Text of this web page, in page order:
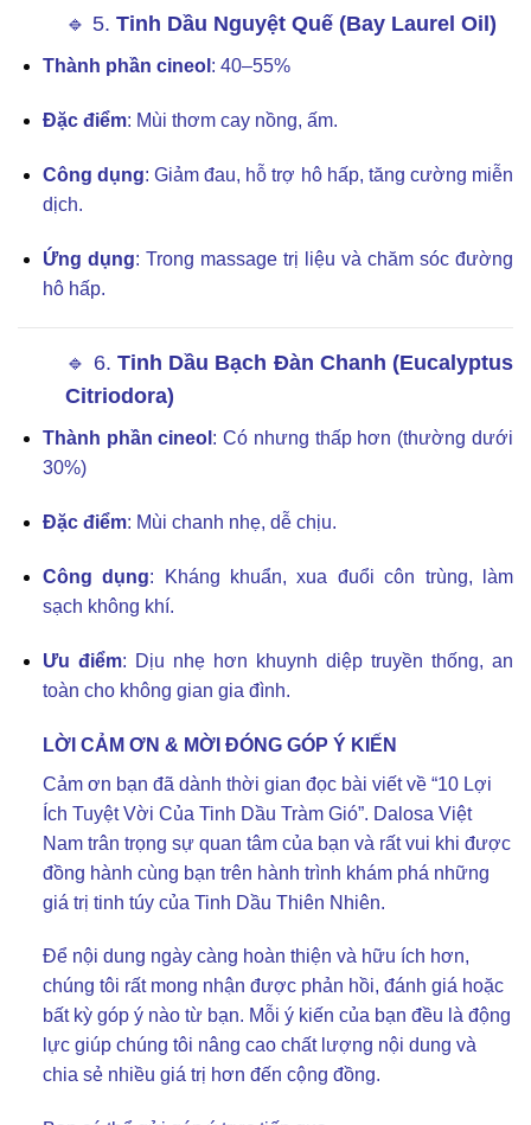
🔹 5. Tinh Dầu Nguyệt Quế (Bay Laurel Oil)
Thành phần cineol : 40–55%
Đặc điểm: Mùi thơm cay nồng, ấm.
Công dụng: Giảm đau, hỗ trợ hô hấp, tăng cường miễn
dịch.
Ứng dụng: Trong massage trị liệu và chăm sóc đường
hô hấp.
🔹 6. Tinh Dầu Bạch Đàn Chanh (Eucalyptus
Citriodora)
Thành phần cineol : Có nhưng thấp hơn (thường dưới
30%)
Đặc điểm: Mùi chanh nhẹ, dễ chịu.
Công dụng: Kháng khuẩn, xua đuổi côn trùng, làm
sạch không khí.
Ưu điểm: Dịu nhẹ hơn khuynh diệp truyền thống, an
toàn cho không gian gia đình.
LỜI CẢM ƠN & MỜI ĐÓNG GÓP Ý KIẾN
Cảm ơn bạn đã dành thời gian đọc bài viết về “10 Lợi
Ích Tuyệt Vời Của Tinh Dầu Tràm Gió”. Dalosa Việt
Nam trân trọng sự quan tâm của bạn và rất vui khi được
đồng hành cùng bạn trên hành trình khám phá những
giá trị tinh túy của Tinh Dầu Thiên Nhiên.
Để nội dung ngày càng hoàn thiện và hữu ích hơn,
chúng tôi rất mong nhận được phản hồi, đánh giá hoặc
bất kỳ góp ý nào từ bạn. Mỗi ý kiến của bạn đều là động
lực giúp chúng tôi nâng cao chất lượng nội dung và
chia sẻ nhiều giá trị hơn đến cộng đồng.